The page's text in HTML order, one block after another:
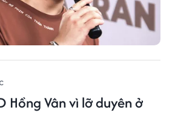
Hồng Vân vì lỡ duyên ở